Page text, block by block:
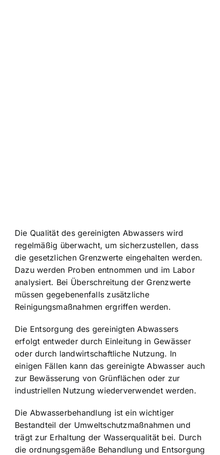
Die Qualität des gereinigten Abwassers wird
regelmäßig überwacht, um sicherzustellen, dass
die gesetzlichen Grenzwerte eingehalten werden.
Dazu werden Proben entnommen und im Labor
analysiert. Bei Überschreitung der Grenzwerte
müssen gegebenenfalls zusätzliche
Reinigungsmaßnahmen ergriffen werden.
Die Entsorgung des gereinigten Abwassers
erfolgt entweder durch Einleitung in Gewässer
oder durch landwirtschaftliche Nutzung. In
einigen Fällen kann das gereinigte Abwasser auch
zur Bewässerung von Grünflächen oder zur
industriellen Nutzung wiederverwendet werden.
Die Abwasserbehandlung ist ein wichtiger
Bestandteil der Umweltschutzmaßnahmen und
trägt zur Erhaltung der Wasserqualität bei. Durch
die ordnungsgemäße Behandlung und Entsorgung